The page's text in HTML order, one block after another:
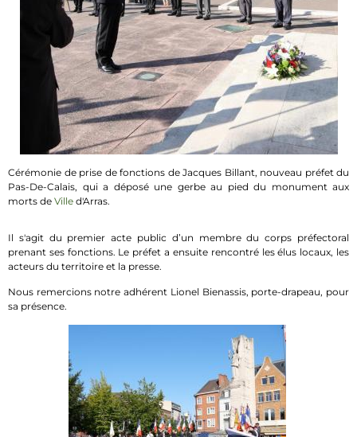
Cérémonie de prise de fonctions de Jacques Billant, nouveau préfet du
Pas-De-Calais, qui a déposé une gerbe au pied du monument aux
morts de Ville d'Arras.
Il s'agit du premier acte public d’un membre du corps préfectoral
prenant ses fonctions. Le préfet a ensuite rencontré les élus locaux, les
acteurs du territoire et la presse.
Nous remercions notre adhérent Lionel Bienassis, porte-drapeau, pour
sa présence.